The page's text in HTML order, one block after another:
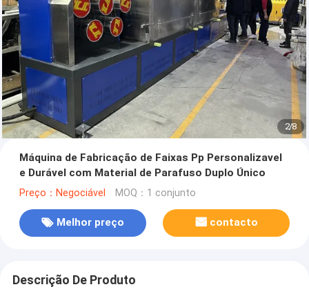
2/8
Máquina de Fabricação de Faixas Pp Personalizavel
e Durável com Material de Parafuso Duplo Único
Preço：Negociável MOQ：1 conjunto
Melhor preço contacto
Descrição De Produto